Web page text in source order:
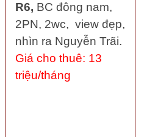
R6, BC đông nam,
2PN, 2wc, view đẹp,
nhìn ra Nguyễn Trãi.
Giá cho thuê: 13
triệu/tháng